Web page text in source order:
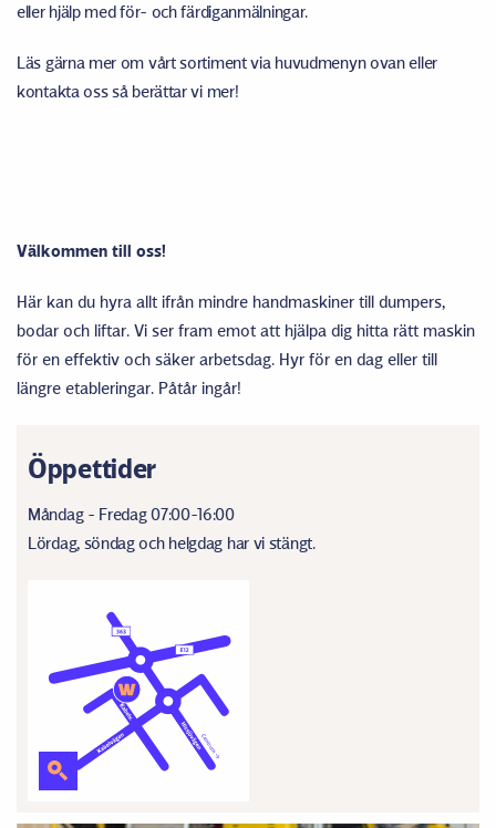
eller hjälp med för- och färdiganmälningar.
Läs gärna mer om vårt sortiment via huvudmenyn ovan eller
kontakta oss så berättar vi mer!
Välkommen till oss!
Här kan du hyra allt ifrån mindre handmaskiner till dumpers,
bodar och liftar. Vi ser fram emot att hjälpa dig hitta rätt maskin
för en effektiv och säker arbetsdag. Hyr för en dag eller till
längre etableringar. Påtår ingår!
Öppettider
Måndag - Fredag 07:00-16:00
Lördag, söndag och helgdag har vi stängt.